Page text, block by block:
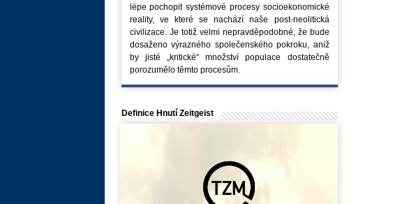
lépe pochopit systémové procesy socioekonomické
reality, ve které se nachází naše post-neolitická
civilizace. Je totiž velmi nepravděpodobné, že bude
dosaženo výrazného společenského pokroku, aniž
by jisté „kritické“ množství populace dostatečně
porozumělo těmto procesům.
Definice Hnutí Zeitgeist